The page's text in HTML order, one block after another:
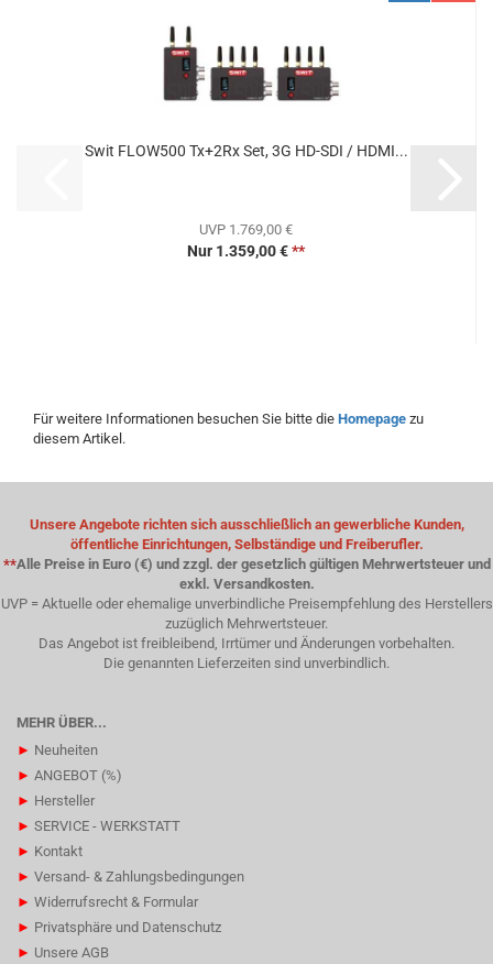
Swit FLOW500 Tx+2Rx Set, 3G HD-SDI / HDMI...
UVP 1.769,00 €
Nur 1.359,00 €**
Für weitere Informationen besuchen Sie bitte die Homepage zu
diesem Artikel.
Unsere Angebote richten sich ausschließlich an gewerbliche Kunden,
öffentliche Einrichtungen, Selbständige und Freiberufler.
**Alle Preise in Euro (€) und zzgl. der gesetzlich gültigen Mehrwertsteuer und
exkl. Versandkosten.
UVP = Aktuelle oder ehemalige unverbindliche Preisempfehlung des Herstellers
zuzüglich Mehrwertsteuer.
Das Angebot ist freibleibend, Irrtümer und Änderungen vorbehalten.
Die genannten Lieferzeiten sind unverbindlich.
MEHR ÜBER...
► Neuheiten
► ANGEBOT (%)
► Hersteller
► SERVICE - WERKSTATT
► Kontakt
► Versand- & Zahlungsbedingungen
► Widerrufsrecht & Formular
► Privatsphäre und Datenschutz
► Unsere AGB